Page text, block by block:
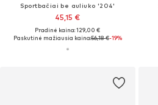
Sportbačiai be auliuko '204'
45,15 €
Pradinė kaina: 129,00 €
Paskutinė mažiausia kaina:56,18 €-19%